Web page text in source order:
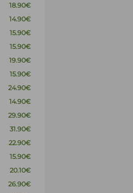
18.90€
14.90€
15.90€
15.90€
19.90€
15.90€
24.90€
14.90€
29.90€
31.90€
22.90€
15.90€
20.10€
26.90€